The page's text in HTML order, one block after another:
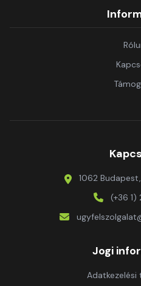
1062
(+36
Jogi